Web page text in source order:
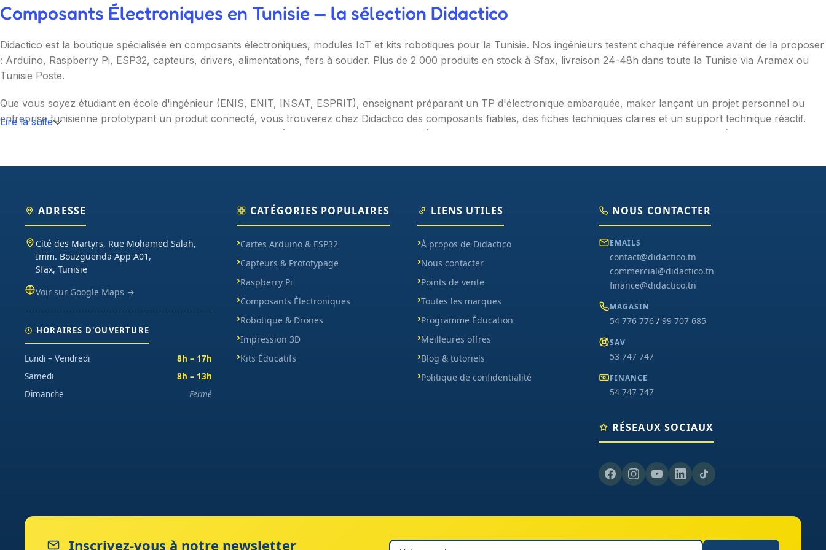
Composants Électroniques en Tunisie — la sélection Didactico
Didactico est la boutique spécialisée en composants électroniques, modules IoT et kits robotiques pour la Tunisie. Nos ingénieurs testent chaque référence avant de la proposer
: Arduino, Raspberry Pi, ESP32, capteurs, drivers, alimentations, fers à souder. Plus de 2 000 produits en stock à Sfax, livraison 24-48h dans toute la Tunisie via Aramex ou
Tunisie Poste.
Que vous soyez étudiant en école d'ingénieur (ENIS, ENIT, INSAT, ESPRIT), enseignant préparant un TP d'électronique embarquée, maker lançant un projet personnel ou
entreprise tunisienne prototypant un produit connecté, vous trouverez chez Didactico des composants fiables, des fiches techniques claires et un support technique réactif.
Nos catégories couvrent l'essentiel : cartes programmables (Arduino, Raspberry Pi, ESP32), capteurs et modules (température, distance, WiFi, LoRa, GSM), robotique
garantie et SAV inclus sur chaque commande.
Lire la suite
ADRESSE
Cité des Martyrs, Rue Mohamed Salah,
Imm. Bouzguenda App A01,
Sfax, Tunisie
Voir sur Google Maps →
HORAIRES D'OUVERTURE
Lundi – Vendredi
8h – 17h
Samedi
8h – 13h
Dimanche
Fermé
CATÉGORIES POPULAIRES
Cartes Arduino & ESP32
Capteurs & Prototypage
Raspberry Pi
Composants Électroniques
Robotique & Drones
Impression 3D
Kits Éducatifs
LIENS UTILES
À propos de Didactico
Nous contacter
Points de vente
Toutes les marques
Programme Éducation
Meilleures offres
Blog & tutoriels
Politique de confidentialité
NOUS CONTACTER
EMAILS
contact@didactico.tn
commercial@didactico.tn
finance@didactico.tn
MAGASIN
54 776 776/ 99 707 685
SAV
53 747 747
FINANCE
54 747 747
RÉSEAUX SOCIAUX
Inscrivez-vous à notre newsletter